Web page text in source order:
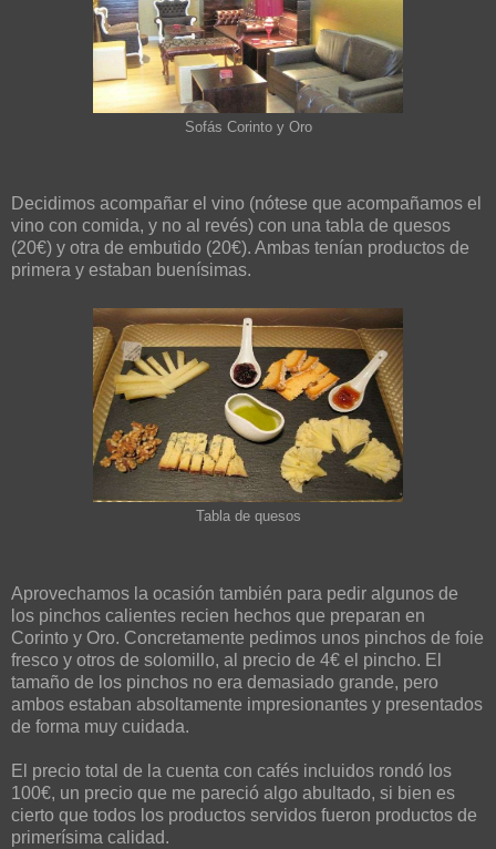
Sofás Corinto y Oro
Decidimos acompañar el vino (nótese que acompañamos el
vino con comida, y no al revés) con una tabla de quesos
(20€) y otra de embutido (20€). Ambas tenían productos de
primera y estaban buenísimas.
Tabla de quesos
Aprovechamos la ocasión también para pedir algunos de
los pinchos calientes recien hechos que preparan en
Corinto y Oro. Concretamente pedimos unos pinchos de foie
fresco y otros de solomillo, al precio de 4€ el pincho. El
tamaño de los pinchos no era demasiado grande, pero
ambos estaban absoltamente impresionantes y presentados
de forma muy cuidada.
El precio total de la cuenta con cafés incluidos rondó los
100€, un precio que me pareció algo abultado, si bien es
cierto que todos los productos servidos fueron productos de
primerísima calidad.